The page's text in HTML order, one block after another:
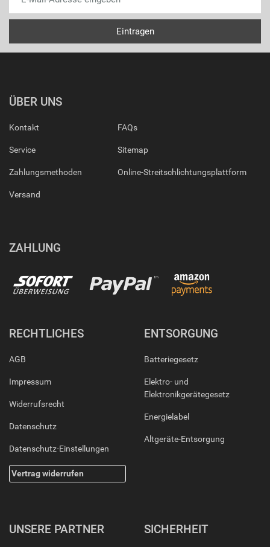
ÜBER UNS
Kontakt
Service
Zahlungsmethoden
Versand
FAQs
Sitemap
Online-Streitschlichtungsplattform
ZAHLUNG
RECHTLICHES
AGB
Impressum
Widerrufsrecht
Datenschutz
Datenschutz-Einstellungen
Vertrag widerrufen
ENTSORGUNG
Batteriegesetz
Elektro- und
Elektronikgerätegesetz
Energielabel
Altgeräte-Entsorgung
UNSERE PARTNER SICHERHEIT